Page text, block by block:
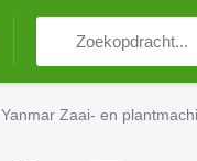
Yanmar Zaai- en